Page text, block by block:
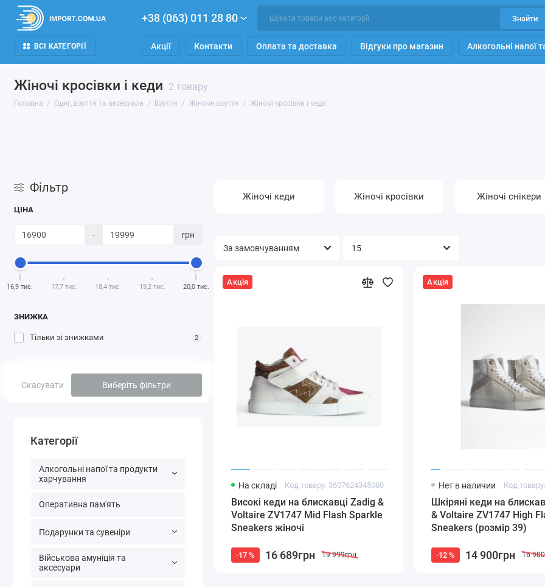
+38 (063) 011 28 80 Знайти
ВСІ КАТЕГОРІЇ Акції Контакти Оплата та доставка Відгуки про магазин Алкогольні напої
Жіночі кросівки і кеди 2 товару
Головна Одяг, взуття та аксесуари Взуття Жіноче взуття Жіночі кросівки і кеди
Фільтр
ЦІНА
- грн
16,9 тис. 17,7 тис. 18,4 тис. 19,2 тис. 20,0 тис.
ЗНИЖКА
Тільки зі знижками 2
Скасувати Виберіть фільтри
Категорії
Алкогольні напої та продукти
харчування
Оперативна пам'ять
Подарунки та сувеніри
Військова амуніція та
аксесуари
Жіночі кеди Жіночі кросівки Жіночі снікери
Акція
На складі Код товару: 3607624345080
Високі кеди на блискавці Zadig &
Voltaire ZV1747 Mid Flash Sparkle
Sneakers жіночі
-17 % 16 689грн 19 999грн
Акція
Нет в наличии
Шкіряні кеди на
& Voltaire ZV1747 High
Sneakers (розмір 39)
-12 % 14 900грн 16